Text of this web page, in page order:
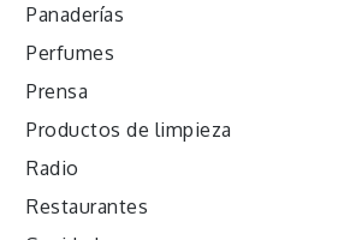
Panaderías
Perfumes
Prensa
Productos de limpieza
Radio
Restaurantes